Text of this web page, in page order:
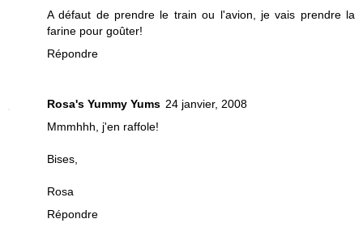
A défaut de prendre le train ou l'avion, je vais prendre la
farine pour goûter!
Répondre
Rosa's Yummy Yums 24 janvier, 2008
Mmmhhh, j'en raffole!
Bises,
Rosa
Répondre